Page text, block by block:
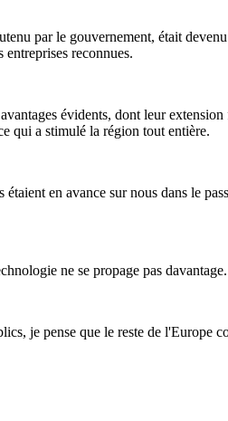
par le gouvernement, était
reconnues.
évidents, dont leur
qui a stimulé la région tout entière.
en avance sur nous dans le
ne se propage pas davantage.
je pense que le reste de l'Europe